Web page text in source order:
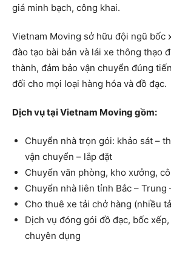
giá minh bạch, công khai.
Vietnam Moving sở hữu đội ngũ bốc
đào tạo bài bản và lái xe thông thạo
thành, đảm bảo vận chuyển đúng
đối cho mọi loại hàng hóa và đồ đạc.
Dịch vụ tại Vietnam Moving gồm:
Chuyển nhà trọn gói: khảo sát –
vận chuyển – lắp đặt
Chuyển văn phòng, kho xưởng,
Chuyển nhà liên tỉnh Bắc – Trung
Cho thuê xe tải chở hàng (nhiều
Dịch vụ đóng gói đồ đạc, bốc
chuyên dụng